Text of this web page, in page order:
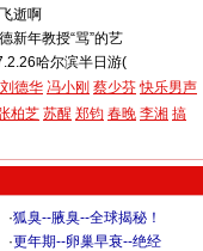
逝啊
新年教授“骂”的艺
哈尔滨半日游(
刘德华 冯小刚 蔡少芬 快乐男声
柏芝 苏醒 郑钧 春晚 李湘 搞
·狐臭--腋臭--全球揭秘！
·更年期--卵巢早衰--绝经